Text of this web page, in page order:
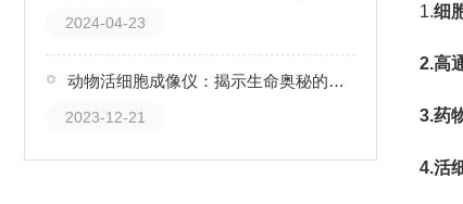
2024-04-23
动物活细胞成像仪：揭示生命奥秘的神奇工具
2023-12-21
1.细
2.高
3.药
4.活